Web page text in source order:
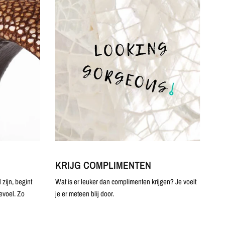
zijn, begint
Zo
KRIJG COMPLIMENTEN
Wat is er leuker dan complimenten krijgen? Je voelt
je er meteen blij door.